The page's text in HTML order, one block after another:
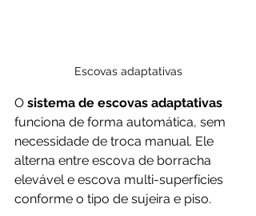
Escovas adaptativas
O sistema de escovas adaptativas
funciona de forma automática, sem
necessidade de troca manual. Ele
alterna entre escova de borracha
elevável e escova multi-superfícies
conforme o tipo de sujeira e piso.